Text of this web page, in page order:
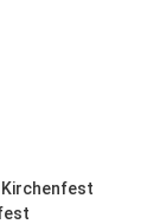
Kirchenfest